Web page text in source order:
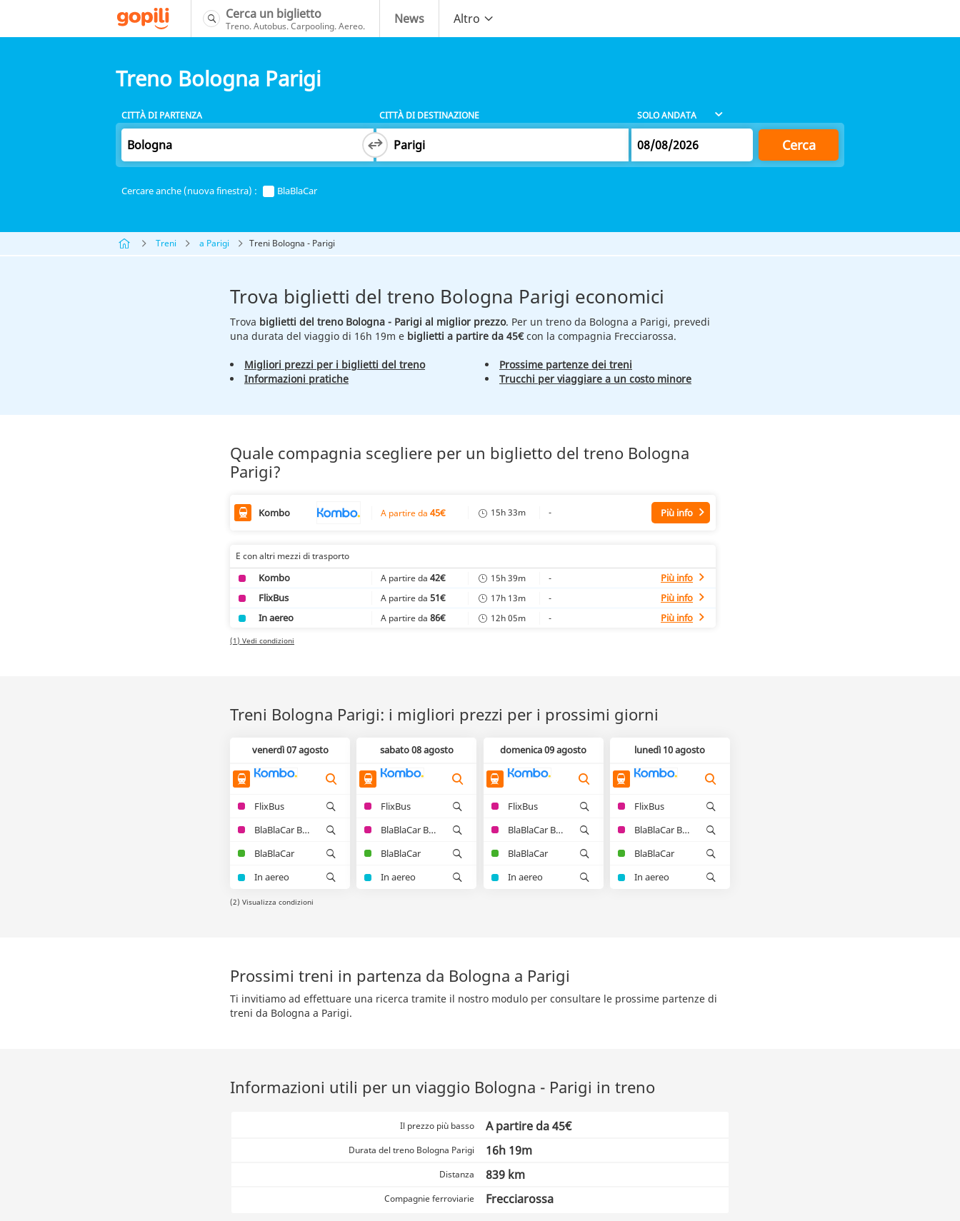
Cerca un biglietto
Treno. Autobus. Carpooling. Aereo. News Altro
Treno Bologna Parigi
CITTÀ DI PARTENZA CITTÀ DI DESTINAZIONE
Cerca
Cercare anche (nuova finestra) : BlaBlaCar
Treni a Parigi Treni Bologna - Parigi
Trova biglietti del treno Bologna Parigi economici
Trova biglietti del treno Bologna - Parigi al miglior prezzo. Per un treno da Bologna a Parigi, prevedi
una durata del viaggio di 16h 19m e biglietti a partire da 45€con la compagnia Frecciarossa.
Migliori prezzi per i biglietti del treno
Informazioni pratiche
Prossime partenze dei treni
Trucchi per viaggiare a un costo minore
Quale compagnia scegliere per un biglietto del treno Bologna
Parigi?
Kombo A partire da 45€ 15h 33m - Più info
E con altri mezzi di trasporto
Kombo A partire da 42€ 15h 39m -
Più info
FlixBus
A partire da 51€ 17h 13m -
Più info
In aereo
A partire da 86€ 12h 05m - Più info
(1) Vedi condizioni
Treni Bologna Parigi: i migliori prezzi per i prossimi giorni
venerdì 07 agosto
FlixBus
BlaBlaCar Bus
BlaBlaCar
In aereo
sabato 08 agosto
FlixBus
BlaBlaCar Bus
BlaBlaCar
In aereo
domenica 09 agosto
FlixBus
BlaBlaCar Bus
BlaBlaCar
In aereo
lunedì 10 agosto
FlixBus
BlaBlaCar Bus
BlaBlaCar
In aereo
(2) Visualizza condizioni
Prossimi treni in partenza da Bologna a Parigi
Ti invitiamo ad effettuare una ricerca tramite il nostro modulo per consultare le prossime partenze di
treni da Bologna a Parigi.
Informazioni utili per un viaggio Bologna - Parigi in treno
Il prezzo più basso A partire da 45€
Durata del treno Bologna Parigi 16h 19m
Distanza 839 km
Compagnie ferroviarie Frecciarossa